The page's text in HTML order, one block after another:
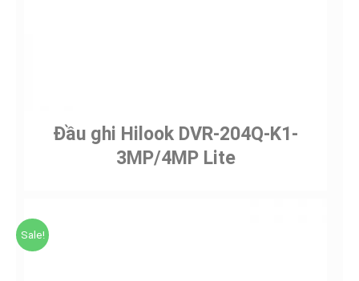
Đầu ghi Hilook DVR-204Q-K1-
3MP/4MP Lite
Sale!